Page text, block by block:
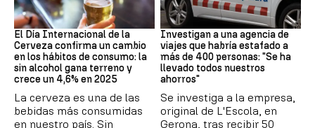
Día Internacional Cerveza
El Día Internacional de la
Cerveza confirma un cambio
en los hábitos de consumo: la
sin alcohol gana terreno y
crece un 4,6% en 2025
La cerveza es una de las
bebidas más consumidas
en nuestro país. Sin
Estafa
Investigan a una agencia de
viajes que habría estafado a
más de 400 personas: "Se ha
llevado todos nuestros
ahorros"
Se investiga a la empresa,
original de L'Escola, en
Gerona, tras recibir 50